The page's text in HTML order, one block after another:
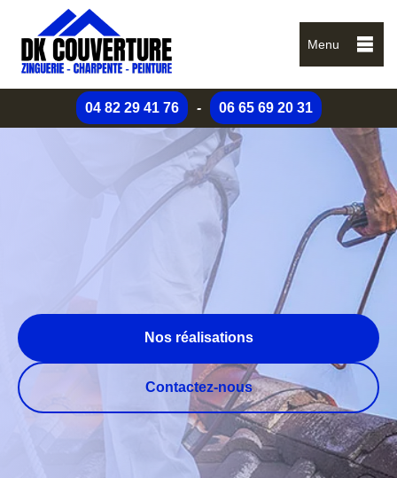
Menu
04 82 29 41 76 - 06 65 69 20 31
Nos réalisations
Contactez-nous